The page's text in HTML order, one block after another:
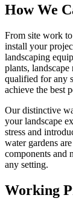
How We
From site work
install your
landscaping
plants,
qualified for any
achieve the best
Our distinctive
your landscape
stress and
water gardens
components and
any setting.
Working